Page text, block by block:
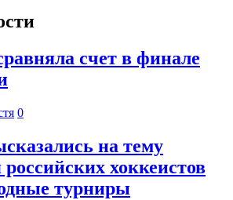
счет в финале
0
на тему
хоккеистов
турниры